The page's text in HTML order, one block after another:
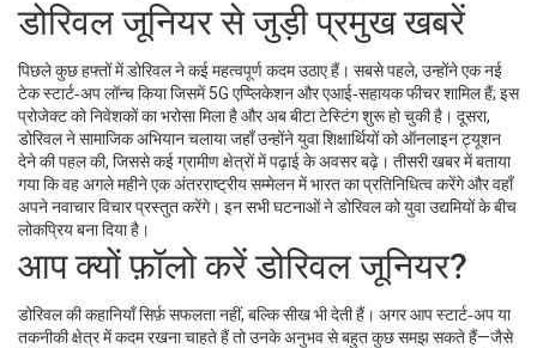
डोरिवल जूनियर से जुड़ी प्रमुख खबरें
पिछले कुछ हफ्तों में डोरिवल ने कई महत्वपूर्ण कदम उठाए हैं। सबसे पहले, उन्होंने एक नई
टेक स्टार्ट‑अप लॉन्च किया जिसमें 5G एप्प्लिकेशन और एआई‑सहायक फीचर शामिल हैं; इस
प्रोजेक्ट को निवेशकों का भरोसा मिला है और अब बीटा टेस्टिंग शुरू हो चुकी है। दूसरा,
डोरिवल ने सामाजिक अभियान चलाया जहाँ उन्होंने युवा शिक्षार्थियों को ऑनलाइन ट्यूशन
देने की पहल की, जिससे कई ग्रामीण क्षेत्रों में पढ़ाई के अवसर बढ़े। तीसरी खबर में बताया
गया कि वह अगले महीने एक अंतरराष्ट्रीय सम्मेलन में भारत का प्रतिनिधित्व करेंगे और वहाँ
अपने नवाचार विचार प्रस्तुत करेंगे। इन सभी घटनाओं ने डोरिवल को युवा उद्यमियों के बीच
लोकप्रिय बना दिया है।
आप क्यों फ़ॉलो करें डोरिवल जूनियर?
डोरिवल की कहानियाँ सिर्फ़ सफलता नहीं, बल्कि सीख भी देती हैं। अगर आप स्टार्ट‑अप या
तकनीकी क्षेत्र में कदम रखना चाहते हैं तो उनके अनुभव से बहुत कुछ समझ सकते हैं—जैसे